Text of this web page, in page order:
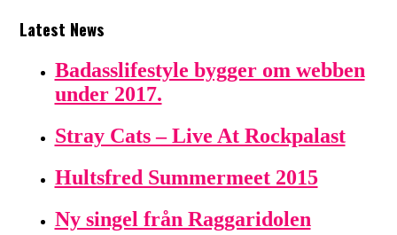
Latest News
Badasslifestyle bygger om webben
under 2017.
Stray Cats – Live At Rockpalast
Hultsfred Summermeet 2015
Ny singel från Raggaridolen